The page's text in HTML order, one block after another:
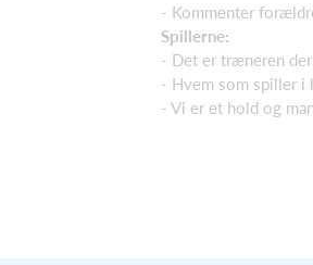
- Kommenter
Spillerne:
- Det er træneren
- Hvem som spiller i
- Vi er et hold og